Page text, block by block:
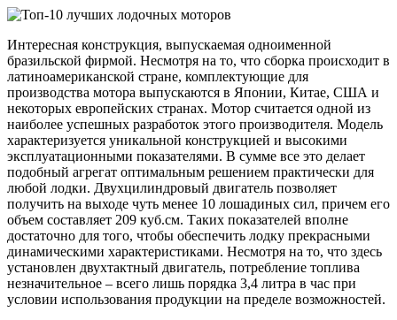
Интересная конструкция, выпускаемая одноименной
бразильской фирмой. Несмотря на то, что сборка происходит в
латиноамериканской стране, комплектующие для
производства мотора выпускаются в Японии, Китае, США и
некоторых европейских странах. Мотор считается одной из
наиболее успешных разработок этого производителя. Модель
характеризуется уникальной конструкцией и высокими
эксплуатационными показателями. В сумме все это делает
подобный агрегат оптимальным решением практически для
любой лодки. Двухцилиндровый двигатель позволяет
получить на выходе чуть менее 10 лошадиных сил, причем его
объем составляет 209 куб.см. Таких показателей вполне
достаточно для того, чтобы обеспечить лодку прекрасными
динамическими характеристиками. Несмотря на то, что здесь
установлен двухтактный двигатель, потребление топлива
незначительное – всего лишь порядка 3,4 литра в час при
условии использования продукции на пределе возможностей.